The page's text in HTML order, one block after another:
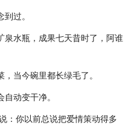
过。
泉水瓶，成果七天昔时了，阿谁
，当今碗里都长绿毛了。
动变干净。
：你以前总说把爱情策动得多